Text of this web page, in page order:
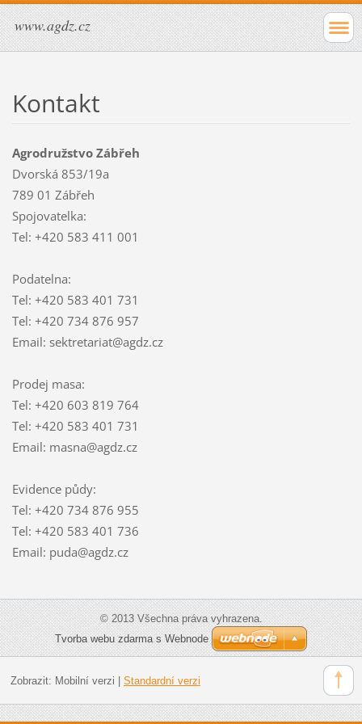
www.agdz.cz
Kontakt
Agrodružstvo Zábřeh
Dvorská 853/19a
789 01 Zábřeh
Spojovatelka:
Tel: +420 583 411 001
Podatelna:
Tel: +420 583 401 731
Tel: +420 734 876 957
Email: sektretariat@agdz.cz
Prodej masa:
Tel: +420 603 819 764
Tel: +420 583 401 731
Email: masna@agdz.cz
Evidence půdy:
Tel: +420 734 876 955
Tel: +420 583 401 736
Email: puda@agdz.cz
© 2013 Všechna práva vyhrazena.
Tvorba webu zdarma s Webnode
Zobrazit: Mobilní verzi Standardní verzi